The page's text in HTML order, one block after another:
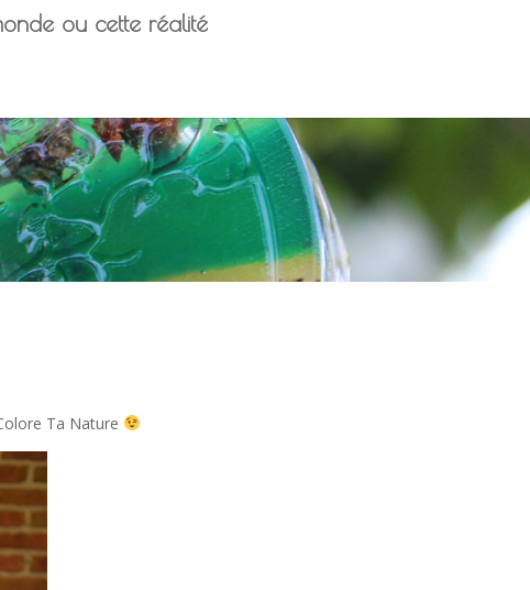
ou cette réalité
Ta Nature